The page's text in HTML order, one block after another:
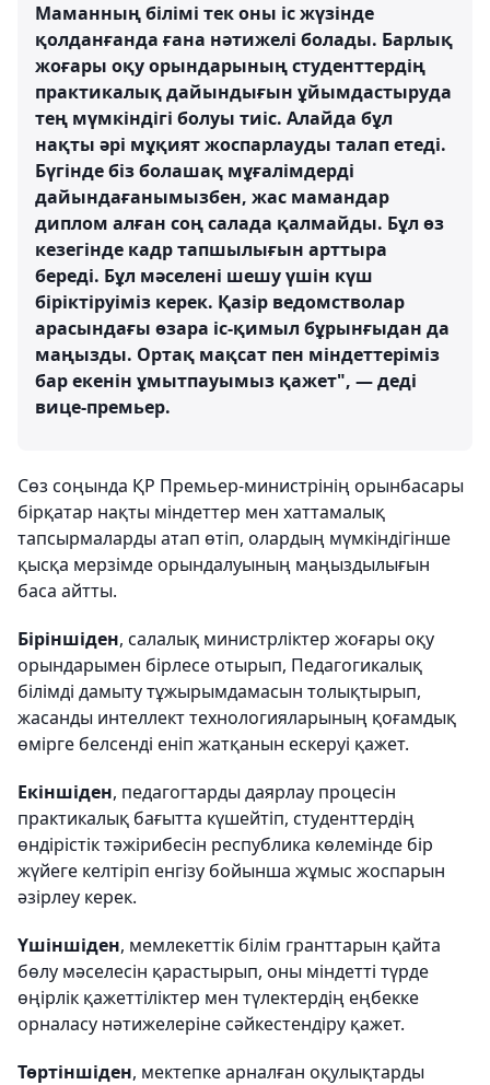
Маманның білімі тек оны іс жүзінде
қолданғанда ғана нәтижелі болады. Барлық
жоғары оқу орындарының студенттердің
практикалық дайындығын ұйымдастыруда
тең мүмкіндігі болуы тиіс. Алайда бұл
нақты әрі мұқият жоспарлауды талап етеді.
Бүгінде біз болашақ мұғалімдерді
дайындағанымызбен, жас мамандар
диплом алған соң салада қалмайды. Бұл өз
кезегінде кадр тапшылығын арттыра
береді. Бұл мәселені шешу үшін күш
біріктіруіміз керек. Қазір ведомстволар
арасындағы өзара іс-қимыл бұрынғыдан да
маңызды. Ортақ мақсат пен міндеттеріміз
бар екенін ұмытпауымыз қажет", — деді
вице-премьер.
Сөз соңында ҚР Премьер-министрінің орынбасары
бірқатар нақты міндеттер мен хаттамалық
тапсырмаларды атап өтіп, олардың мүмкіндігінше
қысқа мерзімде орындалуының маңыздылығын
баса айтты.
Біріншіден, салалық министрліктер жоғары оқу
орындарымен бірлесе отырып, Педагогикалық
білімді дамыту тұжырымдамасын толықтырып,
жасанды интеллект технологияларының қоғамдық
өмірге белсенді еніп жатқанын ескеруі қажет.
Екіншіден, педагогтарды даярлау процесін
практикалық бағытта күшейтіп, студенттердің
өндірістік тәжірибесін республика көлемінде бір
жүйеге келтіріп енгізу бойынша жұмыс жоспарын
әзірлеу керек.
Үшіншіден, мемлекеттік білім гранттарын қайта
бөлу мәселесін қарастырып, оны міндетті түрде
өңірлік қажеттіліктер мен түлектердің еңбекке
орналасу нәтижелеріне сәйкестендіру қажет.
Төртіншіден, мектепке арналған оқулықтарды